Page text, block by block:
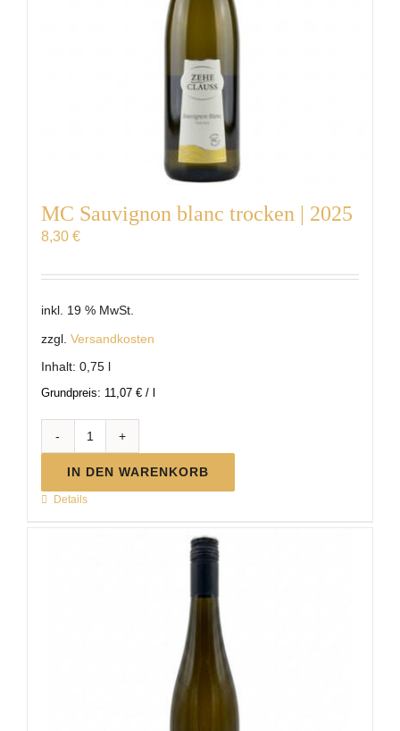
MC Sauvignon blanc trocken | 2025
8,30 €
inkl. 19 % MwSt.
zzgl. Versandkosten
Inhalt: 0,75 l
Grundpreis: 11,07 €/
Sauvignon
blanc
IN DEN WARENKORB
Details